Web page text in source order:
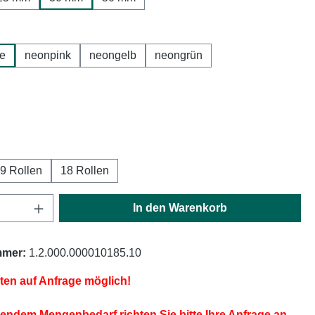
neonpink neongelb neongrün
9 Rollen 18 Rollen
Anzahl: Gib den gewünschten Wert ein
In den Warenkorb
1.2.000.000010185.10
auf Anfrage möglich!